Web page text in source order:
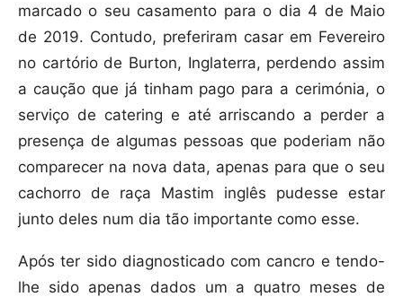
marcado o seu casamento para o dia 4 de Maio
de 2019. Contudo, preferiram casar em Fevereiro
no cartório de Burton, Inglaterra, perdendo assim
a caução que já tinham pago para a cerimónia, o
serviço de catering e até arriscando a perder a
presença de algumas pessoas que poderiam não
comparecer na nova data, apenas para que o seu
cachorro de raça Mastim inglês pudesse estar
junto deles num dia tão importante como esse.
Após ter sido diagnosticado com cancro e tendo-
lhe sido apenas dados um a quatro meses de